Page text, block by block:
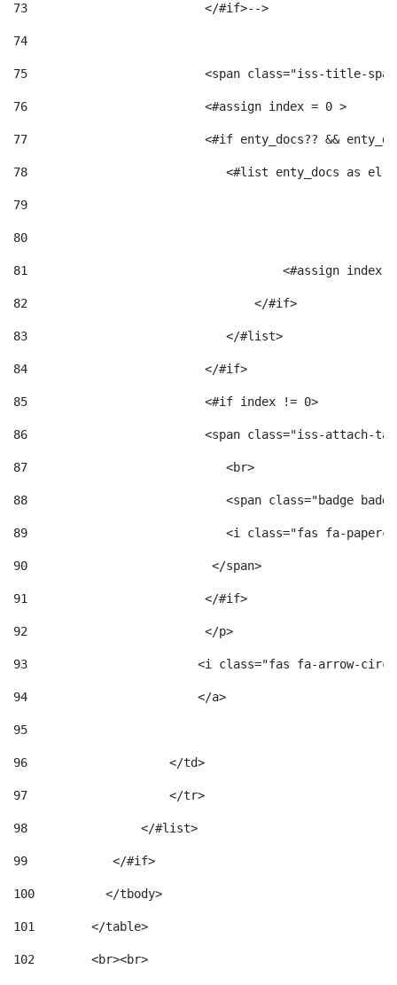
73
                         </#if>-->
74
75
<span class="iss-title-
76
                         <#assign index = 0 >
77
<#if enty_docs?? &&
78
<#list enty_docs as el
79
80
81
<#assign index
82
                                </#if>
83
                            </#list>
84
                         </#if>
85
                         <#if index != 0>
86
<span class="iss-attach-
87
                            <br>
88
<span class="badge
89
<i class="fas fa-
90
</
91
</
92
                         </p>
93
<i class="fas fa-arrow-
94
                        </a>
95
96
                    </td>
97
                    </tr>
98
                </#list>
99
            </#if>
100
          </tbody>
101
        </table>
102
        <br><br>